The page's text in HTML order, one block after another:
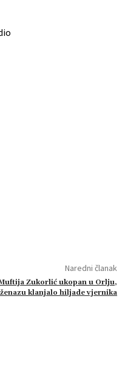
Naredni članak
Zukorlić ukopan u Orlju,
klanjalo hiljade vjernika